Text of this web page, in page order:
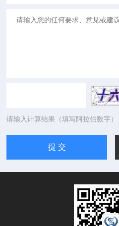
请输入计算结果（填写阿拉伯数字